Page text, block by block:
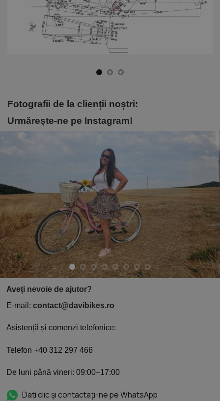
Fotografii de la clienții noștri:
Urmărește-ne pe Instagram!
Aveți nevoie de ajutor?
E-mail: contact@davibikes.ro
Asistență și comenzi telefonice:
Telefon +40 312 297 466
De luni până vineri: 09:00–17:00
Dati clic și contactați-ne pe WhatsApp